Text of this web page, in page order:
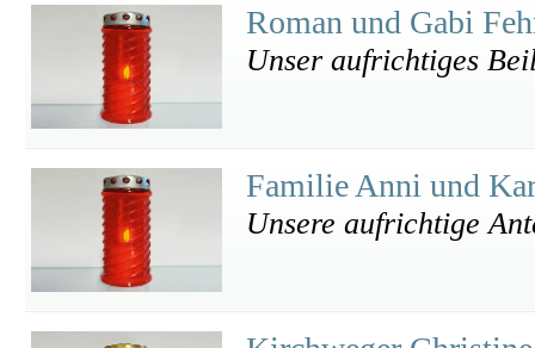
Roman und Gabi
Unser aufrichtiges
Familie Anni und
Unsere aufrichtige